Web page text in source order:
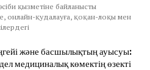
қызметіне байланысты
онлайн-қудалауға, қоқан-лоқы мен
және басшылықтың ауысуы:
медициналық көмектің өзекті